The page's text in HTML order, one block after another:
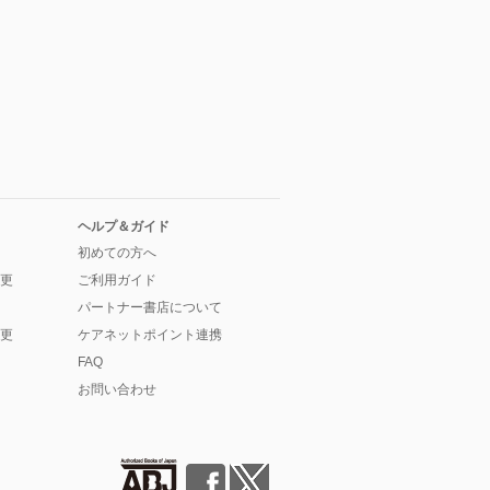
ヘルプ＆ガイド
初めての方へ
ご利用ガイド
パートナー書店について
ケアネットポイント連携
FAQ
お問い合わせ